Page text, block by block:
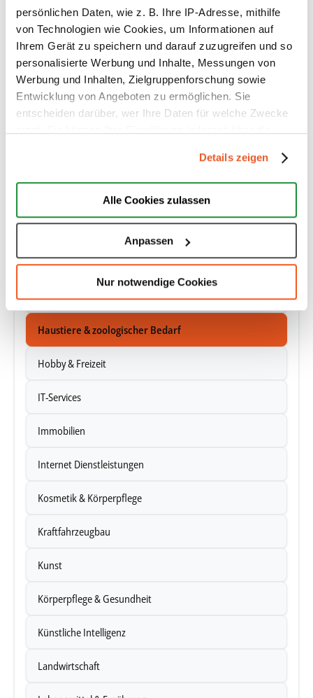
persönlichen Daten, wie z. B. Ihre IP-Adresse, mithilfe
von Technologien wie Cookies, um Informationen auf
Ihrem Gerät zu speichern und darauf zuzugreifen und so
personalisierte Werbung und Inhalte, Messungen von
Werbung und Inhalten, Zielgruppenforschung sowie
Entwicklung von Angeboten zu ermöglichen. Sie
entscheiden darüber, wer Ihre Daten für welche Zwecke
Trigger Symbol ändern oder widerrufen
Wenn Sie es erlauben, würden wir auch gerne:
Informationen über Ihre geografische Lage erfassen,
Ihr Gerät durch aktives Scannen nach bestimmten
Merkmalen (Fingerprinting) identifizieren
Erfahren Sie mehr darüber, wie Ihre persönlichen Daten
verarbeitet werden, und legen Sie Ihre Präferenzen im
Abschnitt Einzelheiten
personalisieren, Funktionen für soziale Medien anbieten
analysieren. Außerdem geben wir Informationen zu Ihrer
soziale Medien, Werbung und Analysen weiter. Unsere
weiteren Daten zusammen, die Sie ihnen bereitgestellt
gesammelt haben.
Unsere Datenschutzerklärung finden sie
Details zeigen
Alle Cookies zulassen
Anpassen
Nur notwendige Cookies
Finanzmarkt
Freizeitsport
Garten & Heimwerken
Handwerk
Haushaltsgeräte
Haushaltsnahe Dienstleistungen
Haustiere & zoologischer Bedarf
Hobby & Freizeit
IT-Services
Immobilien
Internet Dienstleistungen
Kosmetik & Körperpflege
Kraftfahrzeugbau
Kunst
Körperpflege & Gesundheit
Künstliche Intelligenz
Landwirtschaft